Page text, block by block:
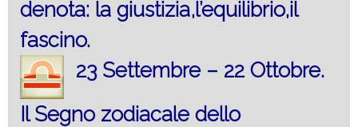
denota: la giustizia,l’equilibrio,il
fascino.
23 Settembre – 22 Ottobre.
Il Segno zodiacale dello